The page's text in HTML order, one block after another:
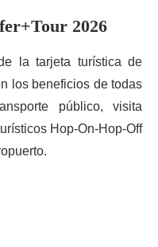
2026
la tarjeta turística de
los beneficios de todas
público, visita
Hop-On-Hop-Off